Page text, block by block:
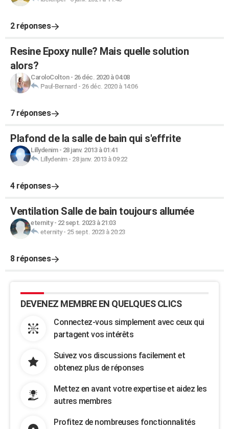
2 réponses
Resine Epoxy nulle? Mais quelle solution
alors?
CaroloColton- 26 déc. 2020 à 04:08
Paul-Bernard - 26 déc. 2020 à 14:06
7 réponses
Plafond de la salle de bain qui s'effrite
Lillydenim- 28 janv. 2013 à 01:41
Lillydenim- 28 janv. 2013 à 09:22
4 réponses
Ventilation Salle de bain toujours allumée
eternity- 22 sept. 2023 à 21:03
eternity- 25 sept. 2023 à 20:23
8 réponses
DEVENEZ MEMBRE EN QUELQUES CLICS
Connectez-vous simplement avec ceux qui
partagent vos intérêts
Suivez vos discussions facilement et
obtenez plus de réponses
Mettez en avant votre expertise et aidez les
autres membres
Profitez de nombreuses fonctionnalités